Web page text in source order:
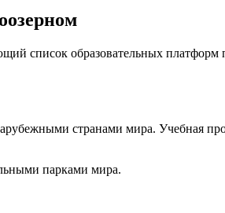
список образовательных платформ
странами мира. Учебная
парками мира.